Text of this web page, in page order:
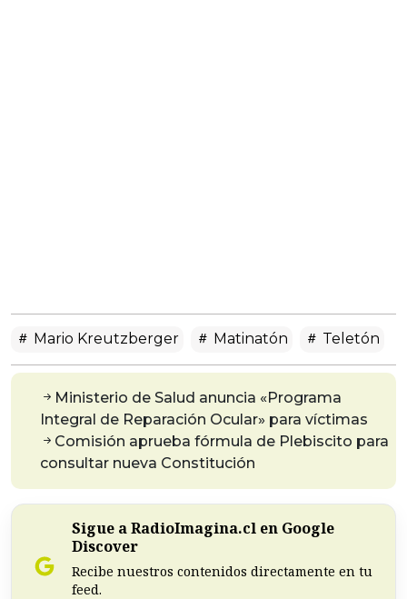
Mario Kreutzberger Matinatón Teletón
Ministerio de Salud anuncia «Programa
Integral de Reparación Ocular» para víctimas
Comisión aprueba fórmula de Plebiscito para
consultar nueva Constitución
Sigue a RadioImagina.cl en Google
Discover
Recibe nuestros contenidos directamente en tu
feed.